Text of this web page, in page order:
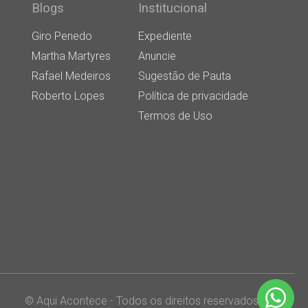
Blogs
Giro Penedo
Martha Martyres
Rafael Medeiros
Roberto Lopes
Institucional
Expediente
Anuncie
Sugestão de Pauta
Política de privacidade
Termos de Uso
© Aqui Acontece - Todos os direitos reservados